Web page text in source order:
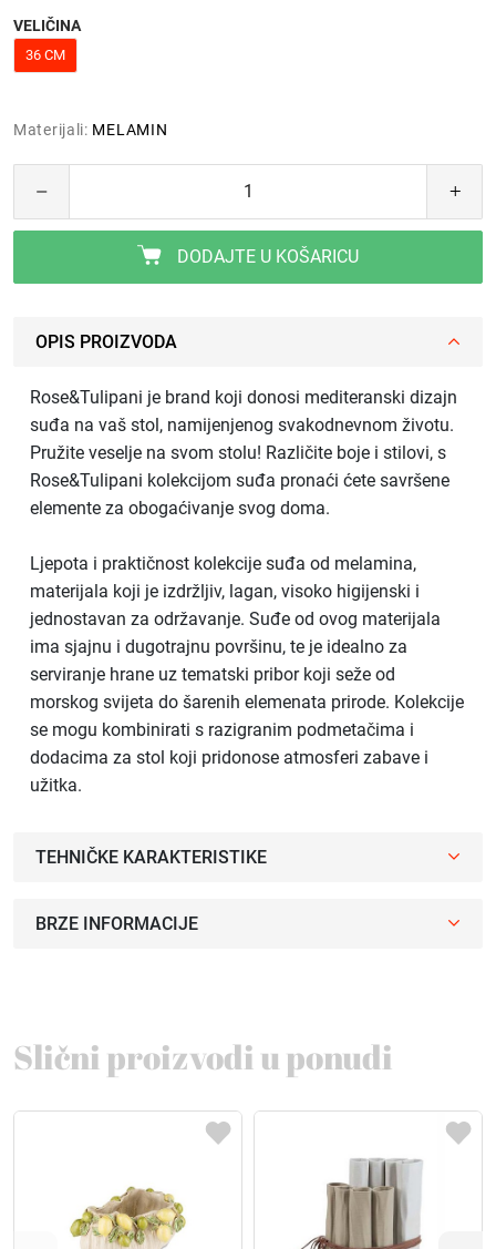
VELIČINA
36 CM
Materijali: MELAMIN
DODAJTE U KOŠARICU
OPIS PROIZVODA
Rose&Tulipani je brand koji donosi mediteranski dizajn
suđa na vaš stol, namijenjenog svakodnevnom životu.
Pružite veselje na svom stolu! Različite boje i stilovi, s
Rose&Tulipani kolekcijom suđa pronaći ćete savršene
elemente za obogaćivanje svog doma.
Ljepota i praktičnost kolekcije suđa od melamina,
materijala koji je izdržljiv, lagan, visoko higijenski i
jednostavan za održavanje. Suđe od ovog materijala
ima sjajnu i dugotrajnu površinu, te je idealno za
serviranje hrane uz tematski pribor koji seže od
morskog svijeta do šarenih elemenata prirode. Kolekcije
se mogu kombinirati s razigranim podmetačima i
dodacima za stol koji pridonose atmosferi zabave i
užitka.
TEHNIČKE KARAKTERISTIKE
BRZE INFORMACIJE
Slični proizvodi u ponudi